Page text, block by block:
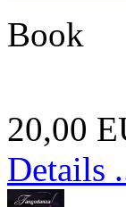
Book
20,00
Details